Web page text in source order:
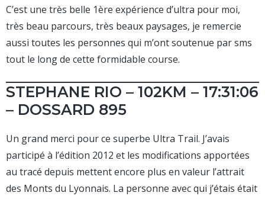
C’est une très belle 1ère expérience d’ultra pour moi,
très beau parcours, très beaux paysages, je remercie
aussi toutes les personnes qui m’ont soutenue par sms
tout le long de cette formidable course.
STEPHANE RIO – 102KM – 17:31:06
– DOSSARD 895
Un grand merci pour ce superbe Ultra Trail. J’avais
participé à l’édition 2012 et les modifications apportées
au tracé depuis mettent encore plus en valeur l’attrait
des Monts du Lyonnais. La personne avec qui j’étais était